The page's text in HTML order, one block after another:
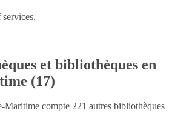
et bibliothèques en
(17)
Maritime compte 221 autres bibliothèques